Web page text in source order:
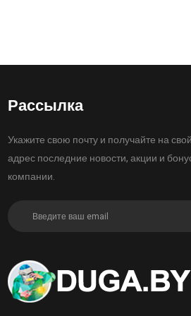
Рассылка
Укажите свою почту и получайте на
адрес последние новости, акции и
компании.